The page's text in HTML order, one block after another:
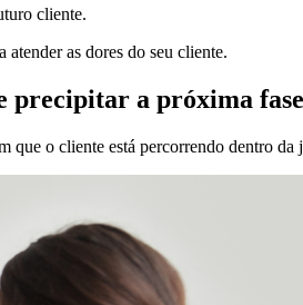
cliente.
atender as dores do seu cliente.
precipitar a próxima
que o cliente está percorrendo dentro da